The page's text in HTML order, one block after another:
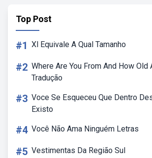
Top Post
#1 Xl Equivale A Qual Tamanho
#2 Where Are You From And How Old
Tradução
#3 Voce Se Esqueceu Que Dentro
Existo
#4 Você Não Ama Ninguém Letras
#5 Vestimentas Da Região Sul